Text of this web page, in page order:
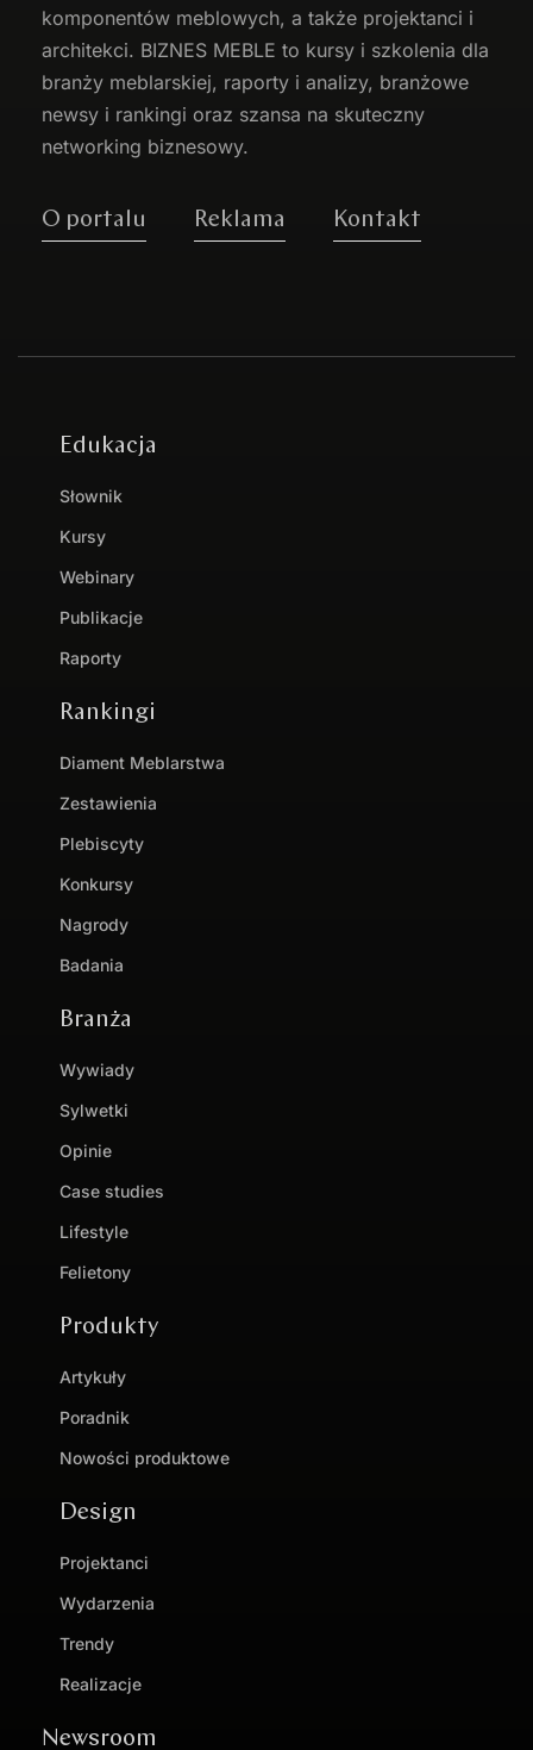
komponentów meblowych, a także projektanci i
architekci. BIZNES MEBLE to kursy i szkolenia dla
branży meblarskiej, raporty i analizy, branżowe
newsy i rankingi oraz szansa na skuteczny
networking biznesowy.
O portalu Reklama Kontakt
Edukacja
Słownik
Kursy
Webinary
Publikacje
Raporty
Rankingi
Diament Meblarstwa
Zestawienia
Plebiscyty
Konkursy
Nagrody
Badania
Branża
Wywiady
Sylwetki
Opinie
Case studies
Lifestyle
Felietony
Produkty
Artykuły
Poradnik
Nowości produktowe
Design
Projektanci
Wydarzenia
Trendy
Realizacje
Newsroom